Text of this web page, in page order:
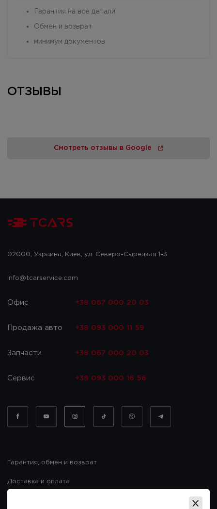
Гарантия на все детали
Обмен и возврат
минимум документов
ОТЗЫВЫ
Смотреть отзывы в Google
02000, Украина, Киев, ул. Северо-Сырецкая 1-3
info@tcarservice.com
Офис +38 067 000 20 03
Продажа авто +38 093 000 11 59
Запчасти +38 067 000 20 03
Сервис +38 093 000 16 56
Гарантия, обмен и возврат
Доставка и оплата